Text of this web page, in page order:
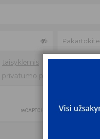
taisyklėmis
privatumo politika